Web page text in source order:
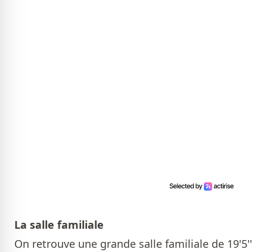
La salle familiale
On retrouve une grande salle familiale de 19'5''